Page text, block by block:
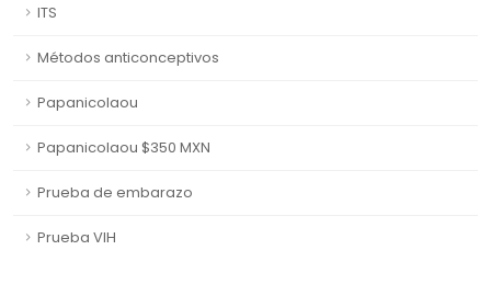
ITS
Métodos anticonceptivos
Papanicolaou
Papanicolaou $350 MXN
Prueba de embarazo
Prueba VIH